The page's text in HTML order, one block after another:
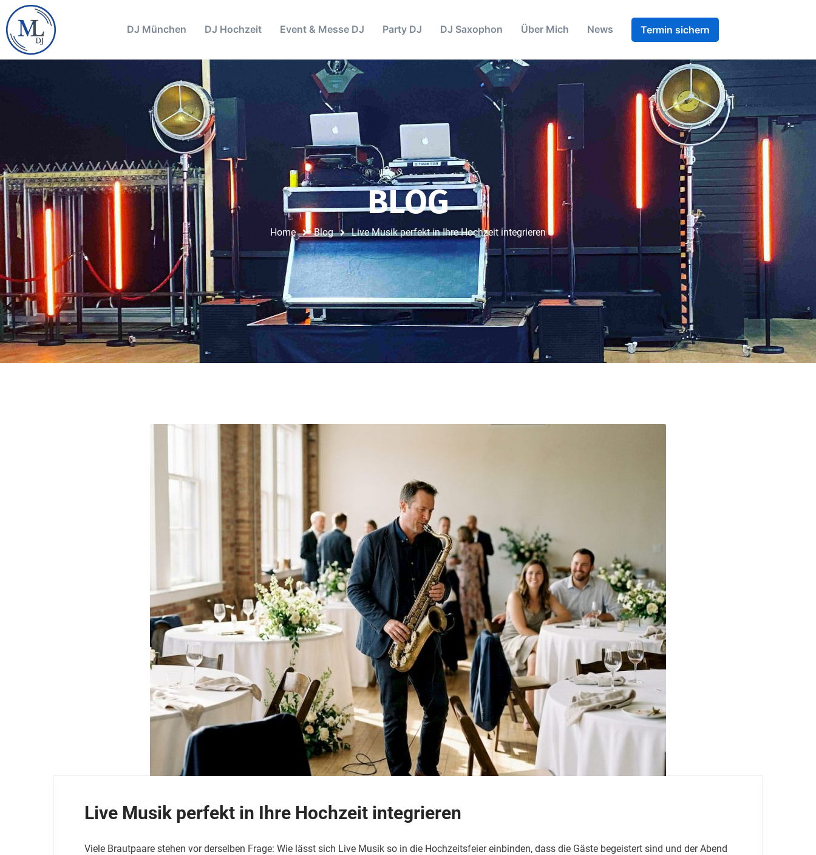
DJ München DJ Hochzeit Event & Messe DJ Party DJ DJ Saxophon Über Mich News Termin sichern
BLOG
Home Blog Live Musik perfekt in Ihre Hochzeit integrieren
Live Musik perfekt in Ihre Hochzeit integrieren
Viele Brautpaare stehen vor derselben Frage: Wie lässt sich Live Musik so in die Hochzeitsfeier einbinden, dass die Gäste begeistert sind und der Abend